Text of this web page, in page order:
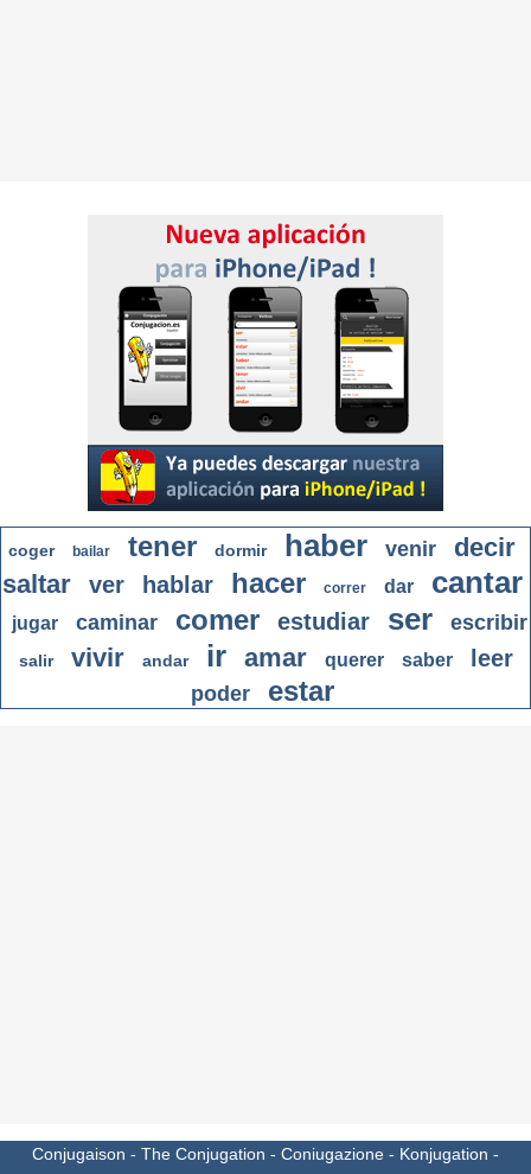
coger bailar tener dormir haber venir
decir
saltar
ver hablar hacer correr dar cantar
jugar caminar comer estudiar ser escribir
salir vivir andar ir amar querer saber leer
poder estar
Conjugaison - The Conjugation - Coniugazione - Konjugation -